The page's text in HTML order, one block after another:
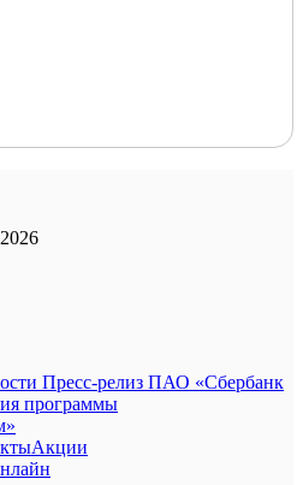
Пресс-релиз ПАО «Сбербанк
программы
Акции